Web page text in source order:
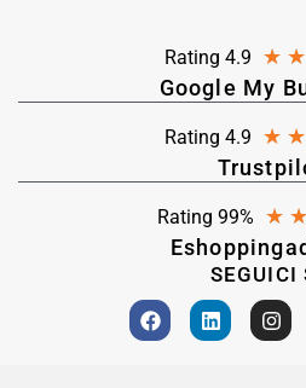
Rating 4.9 ★ ★
Google My
Rating 4.9 ★ ★
Rating 99% ★ ★
SEGUICI